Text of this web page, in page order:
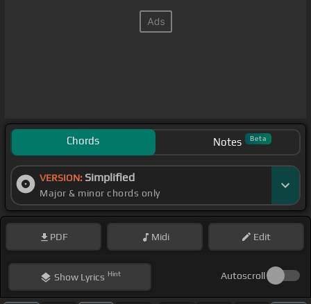
Chords Notes Beta
VERSION: Simplified
Major & minor chords only
PDF Midi Edit
ShowLyrics Hint Autoscroll